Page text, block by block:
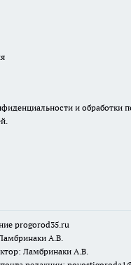
и обработки
progorod35.ru
А.В.
Ламбринаки А.В.